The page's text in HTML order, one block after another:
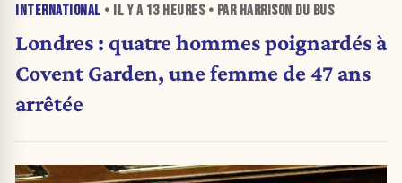
INTERNATIONAL • IL Y A 13 HEURES• PAR HARRISON DU BUS
Londres : quatre hommes poignardés à
Covent Garden, une femme de 47 ans
arrêtée